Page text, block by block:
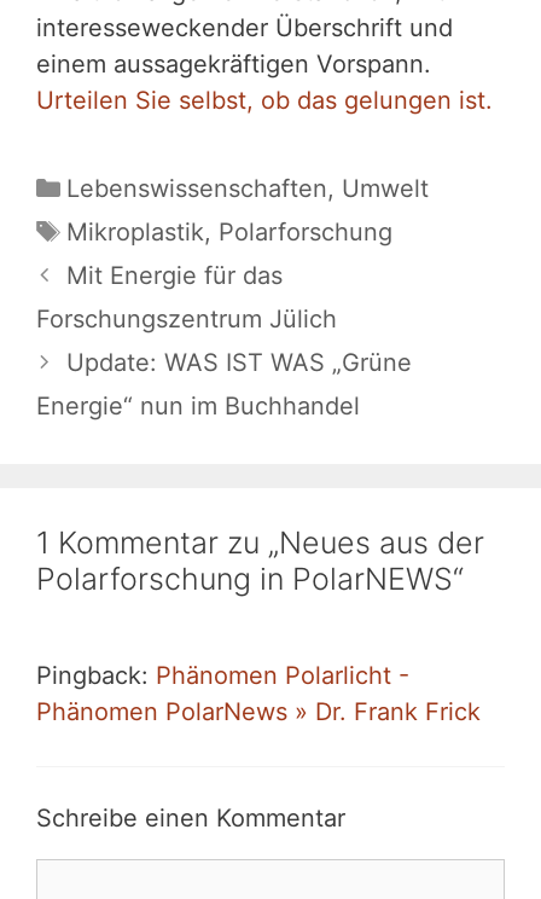
interesseweckender Überschrift und
einem aussagekräftigen Vorspann.
Urteilen Sie selbst, ob das gelungen ist.
Kategorien
Lebenswissenschaften, Umwelt
Schlagwörter
Mikroplastik, Polarforschung
Mit Energie für das
Forschungszentrum Jülich
Update: WAS IST WAS „Grüne
Energie“ nun im Buchhandel
1 Kommentar zu „Neues aus der
Polarforschung in PolarNEWS“
Pingback: Phänomen Polarlicht -
Phänomen PolarNews » Dr. Frank Frick
Schreibe einen Kommentar